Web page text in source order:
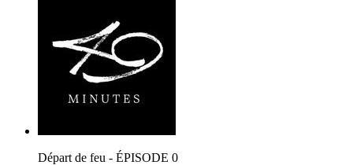
Départ de feu - ÉPISODE 0